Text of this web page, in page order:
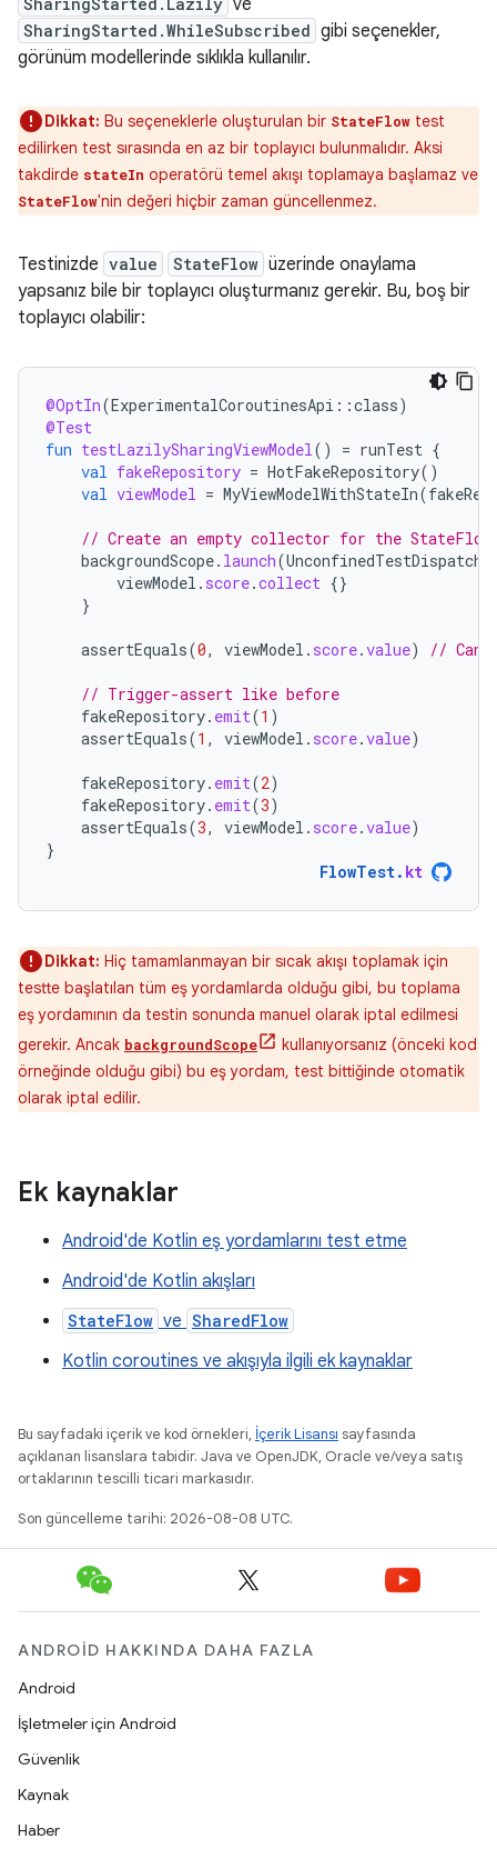
SharingStarted.WhileSubscribed gibi seçenekler,
görünüm modellerinde sıklıkla kullanılır.
Dikkat: Bu seçeneklerle oluşturulan bir StateFlow test
edilirken test sırasında en az bir toplayıcı bulunmalıdır. Aksi
takdirde stateIn operatörü temel akışı toplamaya başlamaz ve
StateFlow'nin değeri hiçbir zaman güncellenmez.
Testinizde value StateFlow üzerinde onaylama
yapsanız bile bir toplayıcı oluşturmanız gerekir. Bu, boş bir
toplayıcı olabilir:
@OptIn(ExperimentalCoroutinesApi ::class)
@Test
fun testLazilySharingViewModel() = runTest {
val fakeRepository = HotFakeRepository()
val viewModel = MyViewModelWithStateIn(
// Create an empty collector for the StateFlow
backgroundScope. launch(
viewModel . score.collect {}
}
assertEquals(0, viewModel . score.value) // Can
// Trigger-assert like before
fakeRepository. emit(1 )
assertEquals(1 , viewModel . score.value)
fakeRepository. emit(2)
fakeRepository. emit(3)
assertEquals(3, viewModel . score.value)
}
FlowTest. kt
Dikkat: Hiç tamamlanmayan bir sıcak akışı toplamak için
testte başlatılan tüm eş yordamlarda olduğu gibi, bu toplama
eş yordamının da testin sonunda manuel olarak iptal edilmesi
gerekir. Ancak backgroundScope
kullanıyorsanız (önceki kod
örneğinde olduğu gibi) bu eş yordam, test bittiğinde otomatik
olarak iptal edilir.
Ek kaynaklar
Android'de Kotlin eş yordamlarını test etme
Android'de Kotlin akışları
StateFlow ve SharedFlow
Kotlin coroutines ve akışıyla ilgili ek kaynaklar
Bu sayfadaki içerik ve kod örnekleri, İçerik Lisansı sayfasında
açıklanan lisanslara tabidir. Java ve OpenJDK, Oracle ve/veya satış
ortaklarının tescilli ticari markasıdır.
Son güncelleme tarihi: 2026-08-08 UTC.
ANDROID HAKKINDA DAHA FAZLA
Android
İşletmeler için Android
Güvenlik
Kaynak
Haber